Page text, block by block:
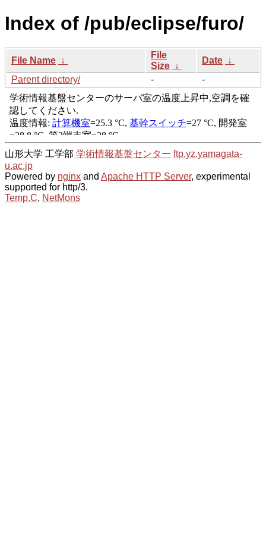
Index of /pub/eclipse/furo/
File Name ↓
File
Size ↓
Date ↓
Parent directory/
- -
山形大学 工学部 学術情報基盤センター ftp.yz.yamagata-
u.ac.jp
Powered by nginx and Apache HTTP Server, experimental
supported for http/3.
Temp.C, NetMons